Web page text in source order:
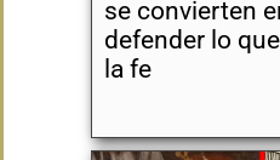
se convierten
defender lo
la fe